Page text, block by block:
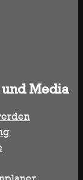
Media